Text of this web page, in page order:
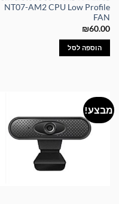
NT07-AM2 CPU Low Profile
FAN
₪60.00
הוספה לסל
מבצע!